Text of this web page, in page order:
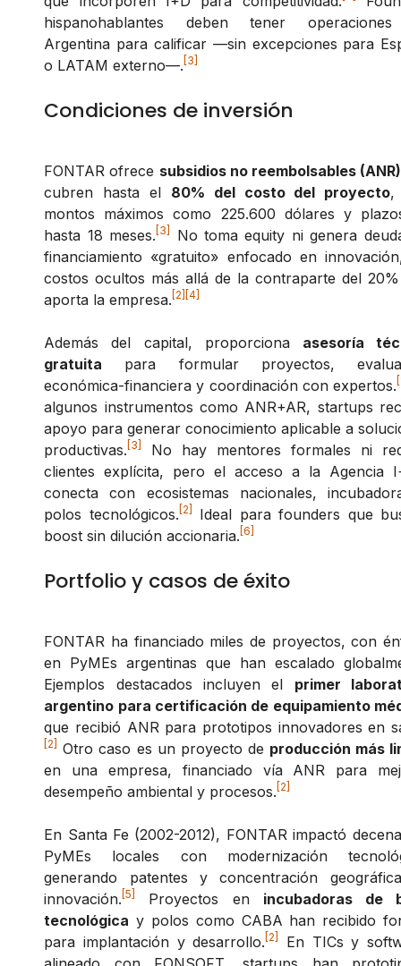
hispanohablantes deben tener
Argentina para calificar —sin excepciones para
o LATAM externo—. [3]
Condiciones de inversión
FONTAR ofrece subsidios no reembolsables (ANR)
cubren hasta el 80% del costo del proyecto,
montos máximos como 225.600 dólares y
hasta 18 meses. [3]
No toma equity ni genera
financiamiento «gratuito» enfocado en
costos ocultos más allá de la contraparte del
aporta la empresa. [2] [4]
Además del capital, proporciona asesoría
gratuita para formular proyectos,
económica-financiera y coordinación con expertos.
algunos instrumentos como ANR+AR, startups
apoyo para generar conocimiento aplicable a
productivas. [3]
No hay mentores formales ni
clientes explícita, pero el acceso a la Agencia
conecta con ecosistemas nacionales,
polos tecnológicos. [2]
Ideal para founders que
boost sin dilución accionaria. [6]
Portfolio y casos de éxito
FONTAR ha financiado miles de proyectos, con
en PyMEs argentinas que han escalado
Ejemplos destacados incluyen el primer
argentino para certificación de equipamiento
que recibió ANR para prototipos innovadores en
[2] Otro caso es un proyecto de producción más
en una empresa, financiado vía ANR para
desempeño ambiental y procesos. [2]
En Santa Fe (2002-2012), FONTAR impactó
PyMEs locales con modernización
generando patentes y concentración
innovación. [5] Proyectos en incubadoras de
tecnológica y polos como CABA han recibido
para implantación y desarrollo. [2]
En TICs y